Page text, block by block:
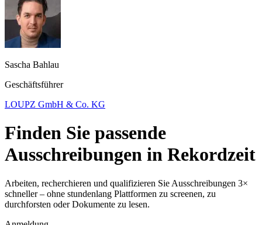
Sascha Bahlau
Geschäftsführer
LOUPZ GmbH & Co. KG
Finden Sie passende
Ausschreibungen in Rekordzeit
Arbeiten, recherchieren und qualifizieren Sie Ausschreibungen 3×
schneller – ohne stundenlang Plattformen zu screenen, zu
durchforsten oder Dokumente zu lesen.